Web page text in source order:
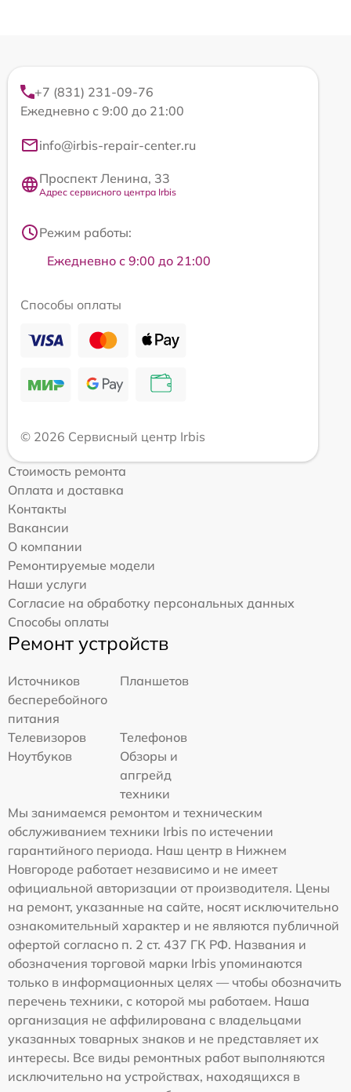
+7 (831) 231-09-76
Ежедневно с 9:00 до 21:00
info@irbis-repair-center.ru
Проспект Ленина, 33
Адрес сервисного центра Irbis
Режим работы:
Ежедневно с 9:00 до 21:00
Способы оплаты
© 2026 Сервисный центр Irbis
Стоимость ремонта
Оплата и доставка
Контакты
Вакансии
О компании
Ремонтируемые модели
Наши услуги
Согласие на обработку персональных данных
Способы оплаты
Ремонт устройств
Источников
бесперебойного
питания
Планшетов
Телевизоров
Телефонов
Ноутбуков
Обзоры и
апгрейд
техники
Мы занимаемся ремонтом и техническим
обслуживанием техники Irbis по истечении
гарантийного периода. Наш центр в Нижнем
Новгороде работает независимо и не имеет
официальной авторизации от производителя. Цены
на ремонт, указанные на сайте, носят исключительно
ознакомительный характер и не являются публичной
офертой согласно п. 2 ст. 437 ГК РФ. Названия и
обозначения торговой марки Irbis упоминаются
только в информационных целях — чтобы обозначить
перечень техники, с которой мы работаем. Наша
организация не аффилирована с владельцами
указанных товарных знаков и не представляет их
интересы. Все виды ремонтных работ выполняются
исключительно на устройствах, находящихся в